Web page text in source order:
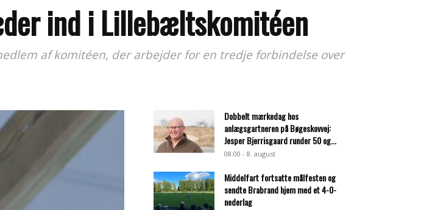
ind i Lillebæltskomitéen
af komitéen, der arbejder for en tredje forbindelse over
Dobbelt mærkedag hos
anlægsgartneren på Bøgeskovvej:
Jesper Bjerrisgaard runder 50 og...
08:00 - 8. august
Middelfart fortsatte målfesten og
sendte Brabrand hjem med et 4-0-
nederlag